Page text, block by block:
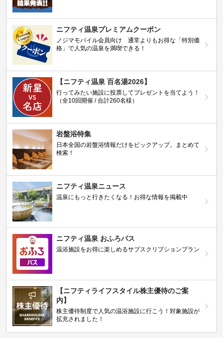
ニフティ温泉プレミアムクーポン
ノジマモバイル会員向け 通常よりもお得な「特別価
格」で人気の温泉を満喫できる！
【ニフティ温泉 百名湯2026】
行ってみたい施設に投票してプレゼントを当てよう！
（全10回開催 / 合計260名様）
岩盤浴特集
日本全国の岩盤浴情報だけをピックアップ。まとめて
検索！
ニフティ温泉ニュース
温泉にもっと行きたくなる！お得な情報を掲載中
ニフティ温泉 おふろパス
温浴施設をお得に楽しめるサブスクリプションプラン
【ニフティライフスタイル株主優待のご案
内】
株主優待制度で人気の温浴施設に行こう！対象施設が
拡充されました！